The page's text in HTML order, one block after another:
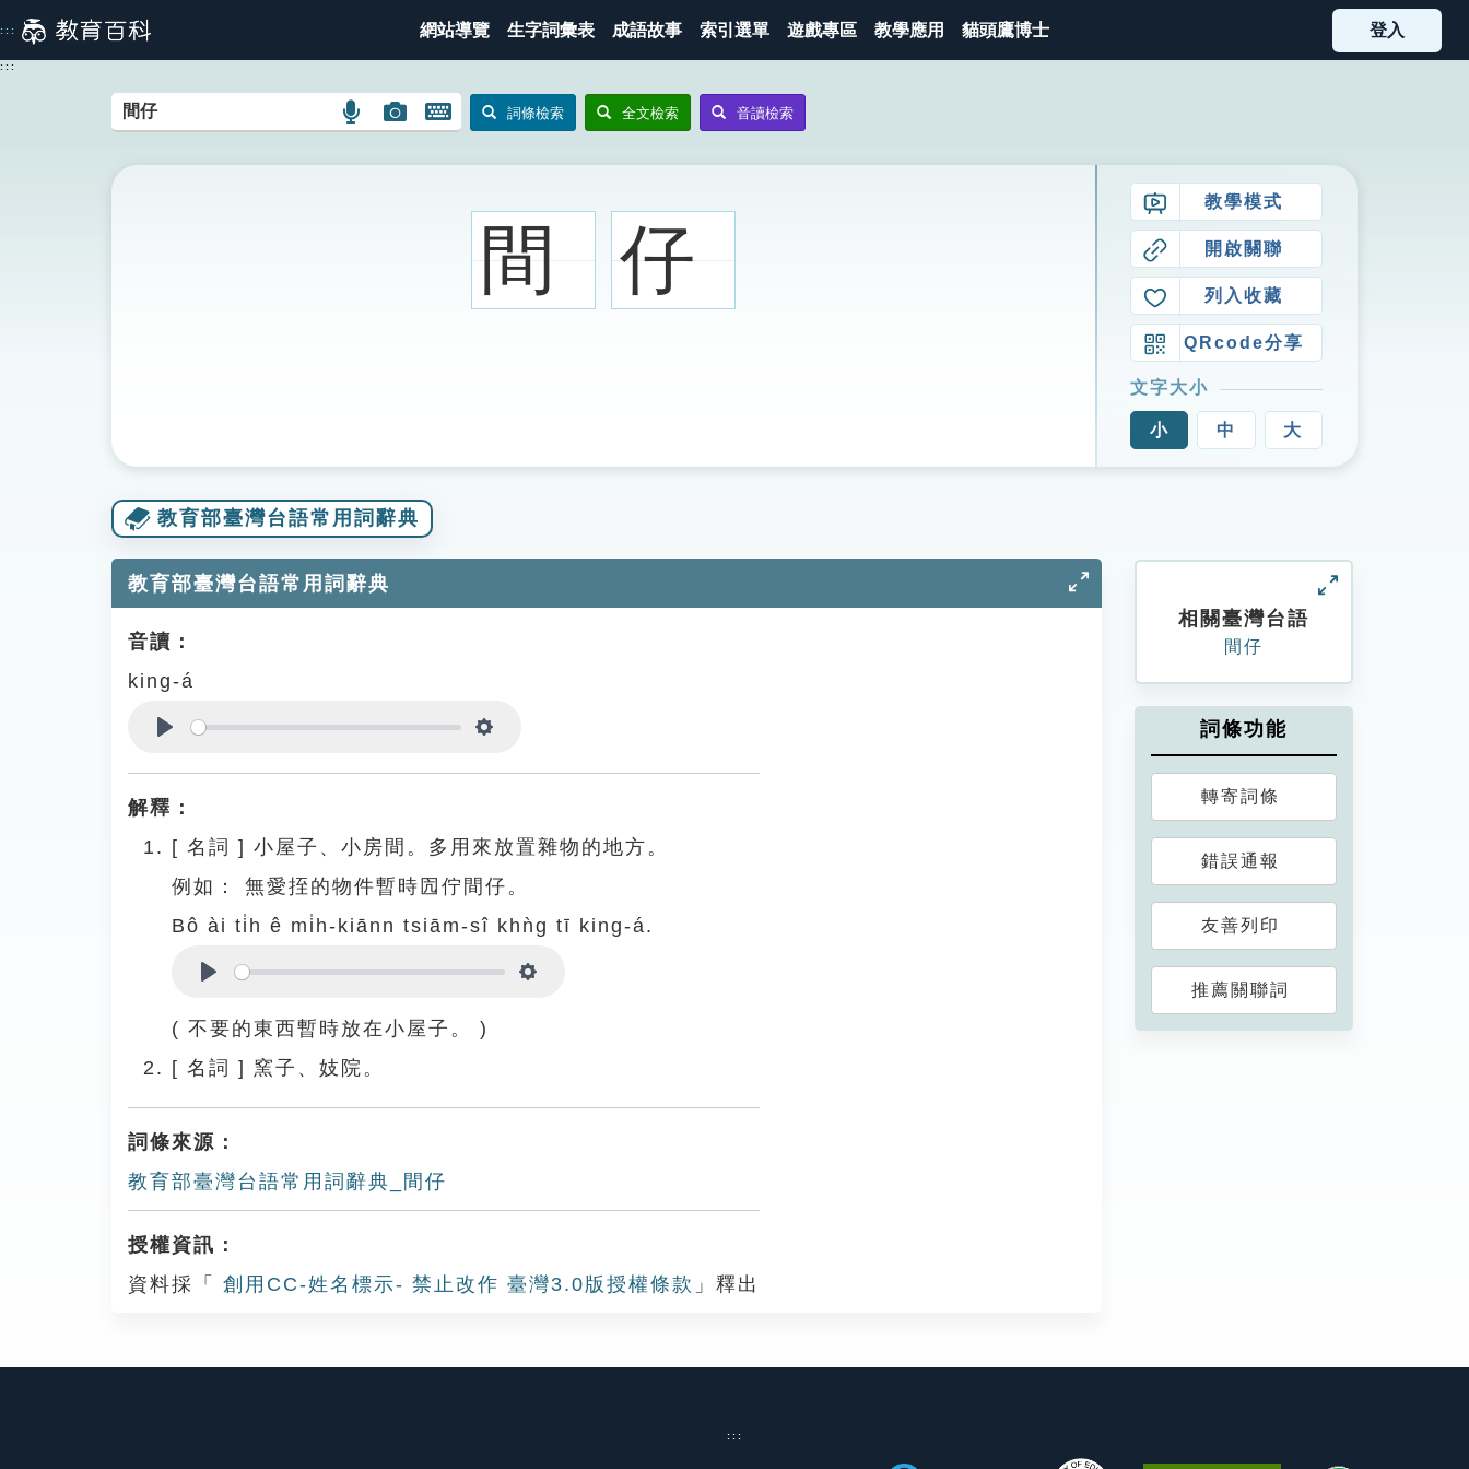
到
主
::: 網站導覽 生字詞彙表 成語故事 索引選單 遊戲專區 教學應用 貓頭鷹博士 登入
:::
語
搜
圖
搜
開
鍵
詞條檢索 全文檢索 音讀檢索
間 仔
教學模式
開啟關聯
列入收藏
QRcode分享
文字大小
小 中 大
教育部臺灣台語常用詞辭典
教育部臺灣台語常用詞辭典
音讀：
king-á
解釋：
[ 名詞 ] 小屋子、小房間。多用來放置雜物的地方。
例如：
無愛挃的物件暫時囥佇間仔。
Bô ài ti̍h ê mi̍h-kiānn tsiām-sî khǹg tī king-á.
( 不要的東西暫時放在小屋子。 )
[ 名詞 ] 窯子、妓院。
詞條來源：
教育部臺灣台語常用詞辭典_間仔
授權資訊：
資料採「
創用CC-姓名標示- 禁止改作 臺灣3.0版授權條款 」釋出
相關臺灣台語
間仔
詞條功能
轉寄詞條
錯誤通報
友善列印
推薦關聯詞
:::